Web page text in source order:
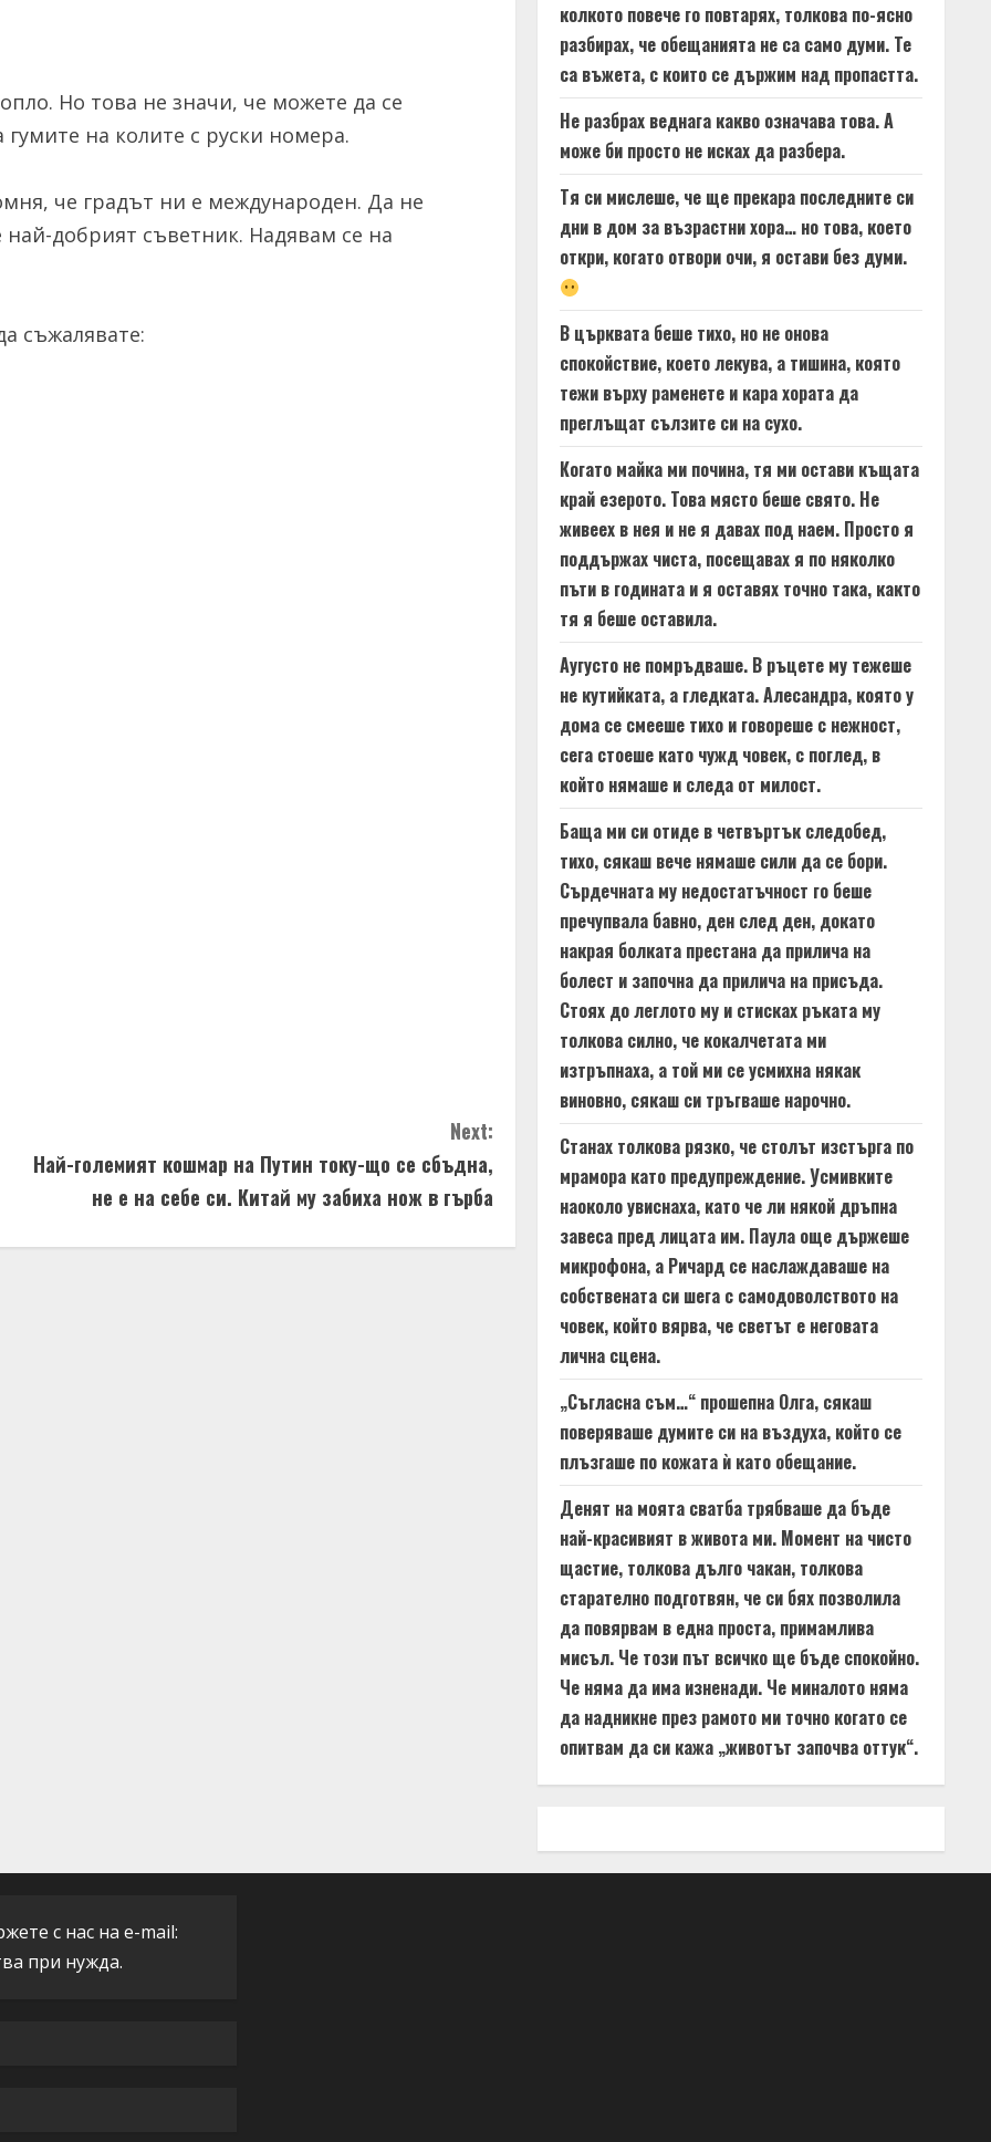
Но това не значи, че можете да се
на колите с руски номера.
че градът ни е международен. Да не
добрият съветник. Надявам се на
съжалявате:
Next:
Най-големият кошмар на Путин току-що се сбъдна,
не е на себе си. Китай му забиха нож в гърба
колкото повече го повтарях, толкова по-ясно
разбирах, че обещанията не са само думи. Те
са въжета, с които се държим над пропастта.
Не разбрах веднага какво означава това. А
може би просто не исках да разбера.
Тя си мислеше, че ще прекара последните си
дни в дом за възрастни хора… но това, което
откри, когато отвори очи, я остави без думи.
В църквата беше тихо, но не онова
спокойствие, което лекува, а тишина, която
тежи върху раменете и кара хората да
преглъщат сълзите си на сухо.
Когато майка ми почина, тя ми остави къщата
край езерото. Това място беше свято. Не
живеех в нея и не я давах под наем. Просто я
поддържах чиста, посещавах я по няколко
пъти в годината и я оставях точно така, както
тя я беше оставила.
Аугусто не помръдваше. В ръцете му тежеше
не кутийката, а гледката. Алесандра, която у
дома се смееше тихо и говореше с нежност,
сега стоеше като чужд човек, с поглед, в
който нямаше и следа от милост.
Баща ми си отиде в четвъртък следобед,
тихо, сякаш вече нямаше сили да се бори.
Сърдечната му недостатъчност го беше
пречупвала бавно, ден след ден, докато
накрая болката престана да прилича на
болест и започна да прилича на присъда.
Стоях до леглото му и стисках ръката му
толкова силно, че кокалчетата ми
изтръпнаха, а той ми се усмихна някак
виновно, сякаш си тръгваше нарочно.
Станах толкова рязко, че столът изстърга по
мрамора като предупреждение. Усмивките
наоколо увиснаха, като че ли някой дръпна
завеса пред лицата им. Паула още държеше
микрофона, а Ричард се наслаждаваше на
собствената си шега с самодоволството на
човек, който вярва, че светът е неговата
лична сцена.
„Съгласна съм…“ прошепна Олга, сякаш
поверяваше думите си на въздуха, който се
плъзгаше по кожата ѝ като обещание.
Денят на моята сватба трябваше да бъде
най-красивият в живота ми. Момент на чисто
щастие, толкова дълго чакан, толкова
старателно подготвян, че си бях позволила
да повярвам в една проста, примамлива
мисъл. Че този път всичко ще бъде спокойно.
Че няма да има изненади. Че миналото няма
да надникне през рамото ми точно когато се
опитвам да си кажа „животът започва оттук“.
с нас на e-mail:
при нужда.